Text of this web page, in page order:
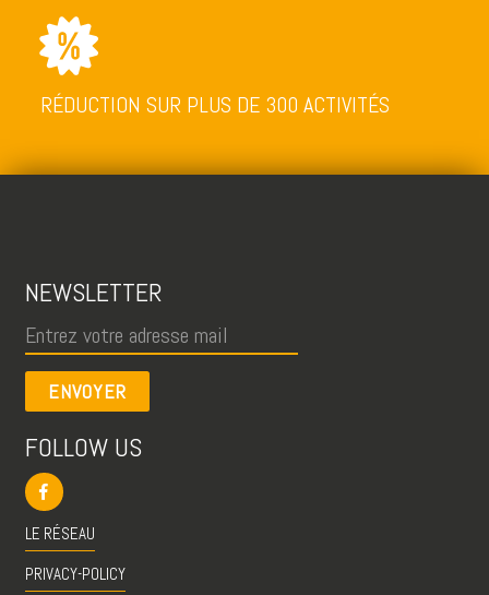
RÉDUCTION SUR PLUS DE 300 ACTIVITÉS
NEWSLETTER
ENVOYER
FOLLOW US
LE RÉSEAU
PRIVACY-POLICY